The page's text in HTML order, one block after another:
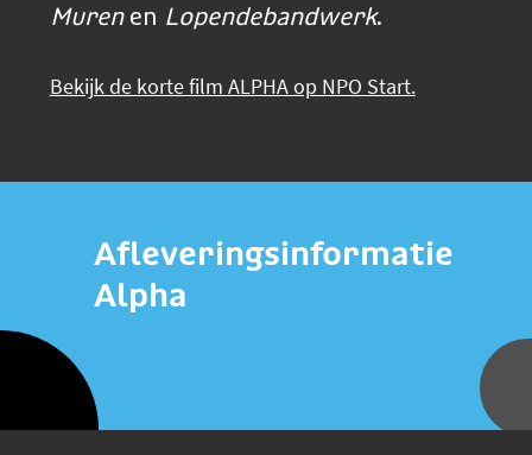
Murenen Lopendebandwerk.
Bekijk de korte film ALPHA op NPO Start.
Afleveringsinformatie
Alpha